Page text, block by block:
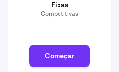
Fixas
Competitivas
Começar